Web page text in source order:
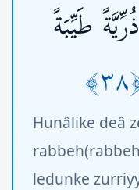
طَيِّبَةً
Hunâlike deâ
ledunke